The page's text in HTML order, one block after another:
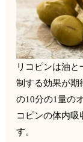
リコピンは油
制する効果が期
の10分の1量の
コピンの体内吸
す。